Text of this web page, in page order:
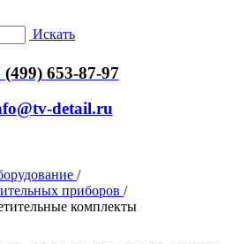
Искать
(499) 653-87-97
detail.ru
/
приборов /
комплекты